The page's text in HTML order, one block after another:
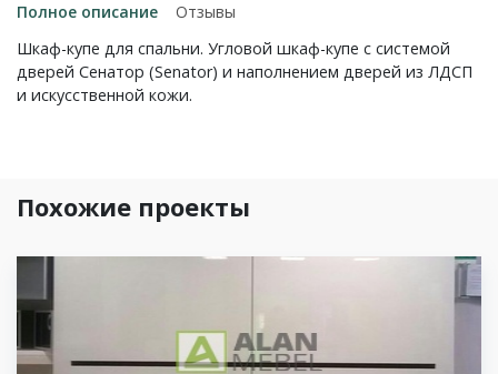
Полное описание
Отзывы
Шкаф-купе для спальни. Угловой шкаф-купе с системой
дверей Сенатор (Senator) и наполнением дверей из ЛДСП
и искусственной кожи.
Похожие проекты